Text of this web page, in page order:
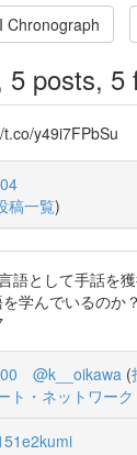
Chronograph
5 posts, 5
y49i7FPbSu
稿一覧)
語として手話を
学んでいるのか？
@k__oikawa (
ト・ネットワー